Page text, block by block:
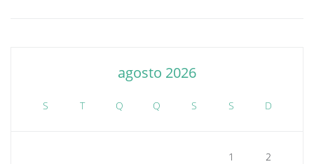
agosto 2026
S T Q Q S S D
1 2